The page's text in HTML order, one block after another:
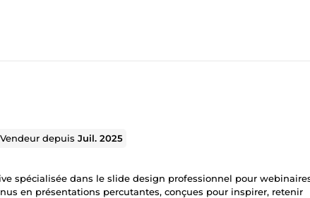
Vendeur depuisJuil. 2025
spécialisée dans le slide design professionnel pour
en présentations percutantes, conçues pour inspirer, retenir